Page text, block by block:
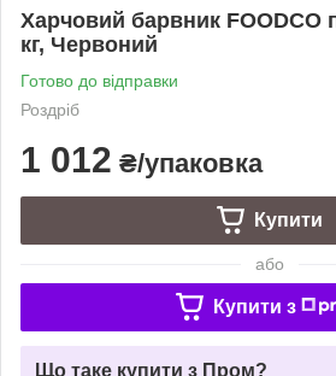
Харчовий барвник FOODCO
кг, Червоний
Готово до відправки
Роздріб
1 012 ₴/упаковка
Купити
або
Купити з
Що таке купити з Пром?